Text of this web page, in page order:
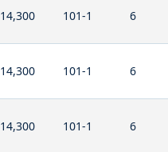
14,300 101-1 6
14,300 101-1 6
14,300 101-1 6